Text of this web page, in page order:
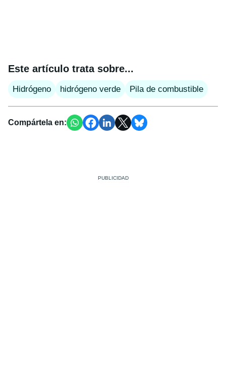
Este artículo trata sobre...
Hidrógeno hidrógeno verde Pila de combustible
Compártela en: